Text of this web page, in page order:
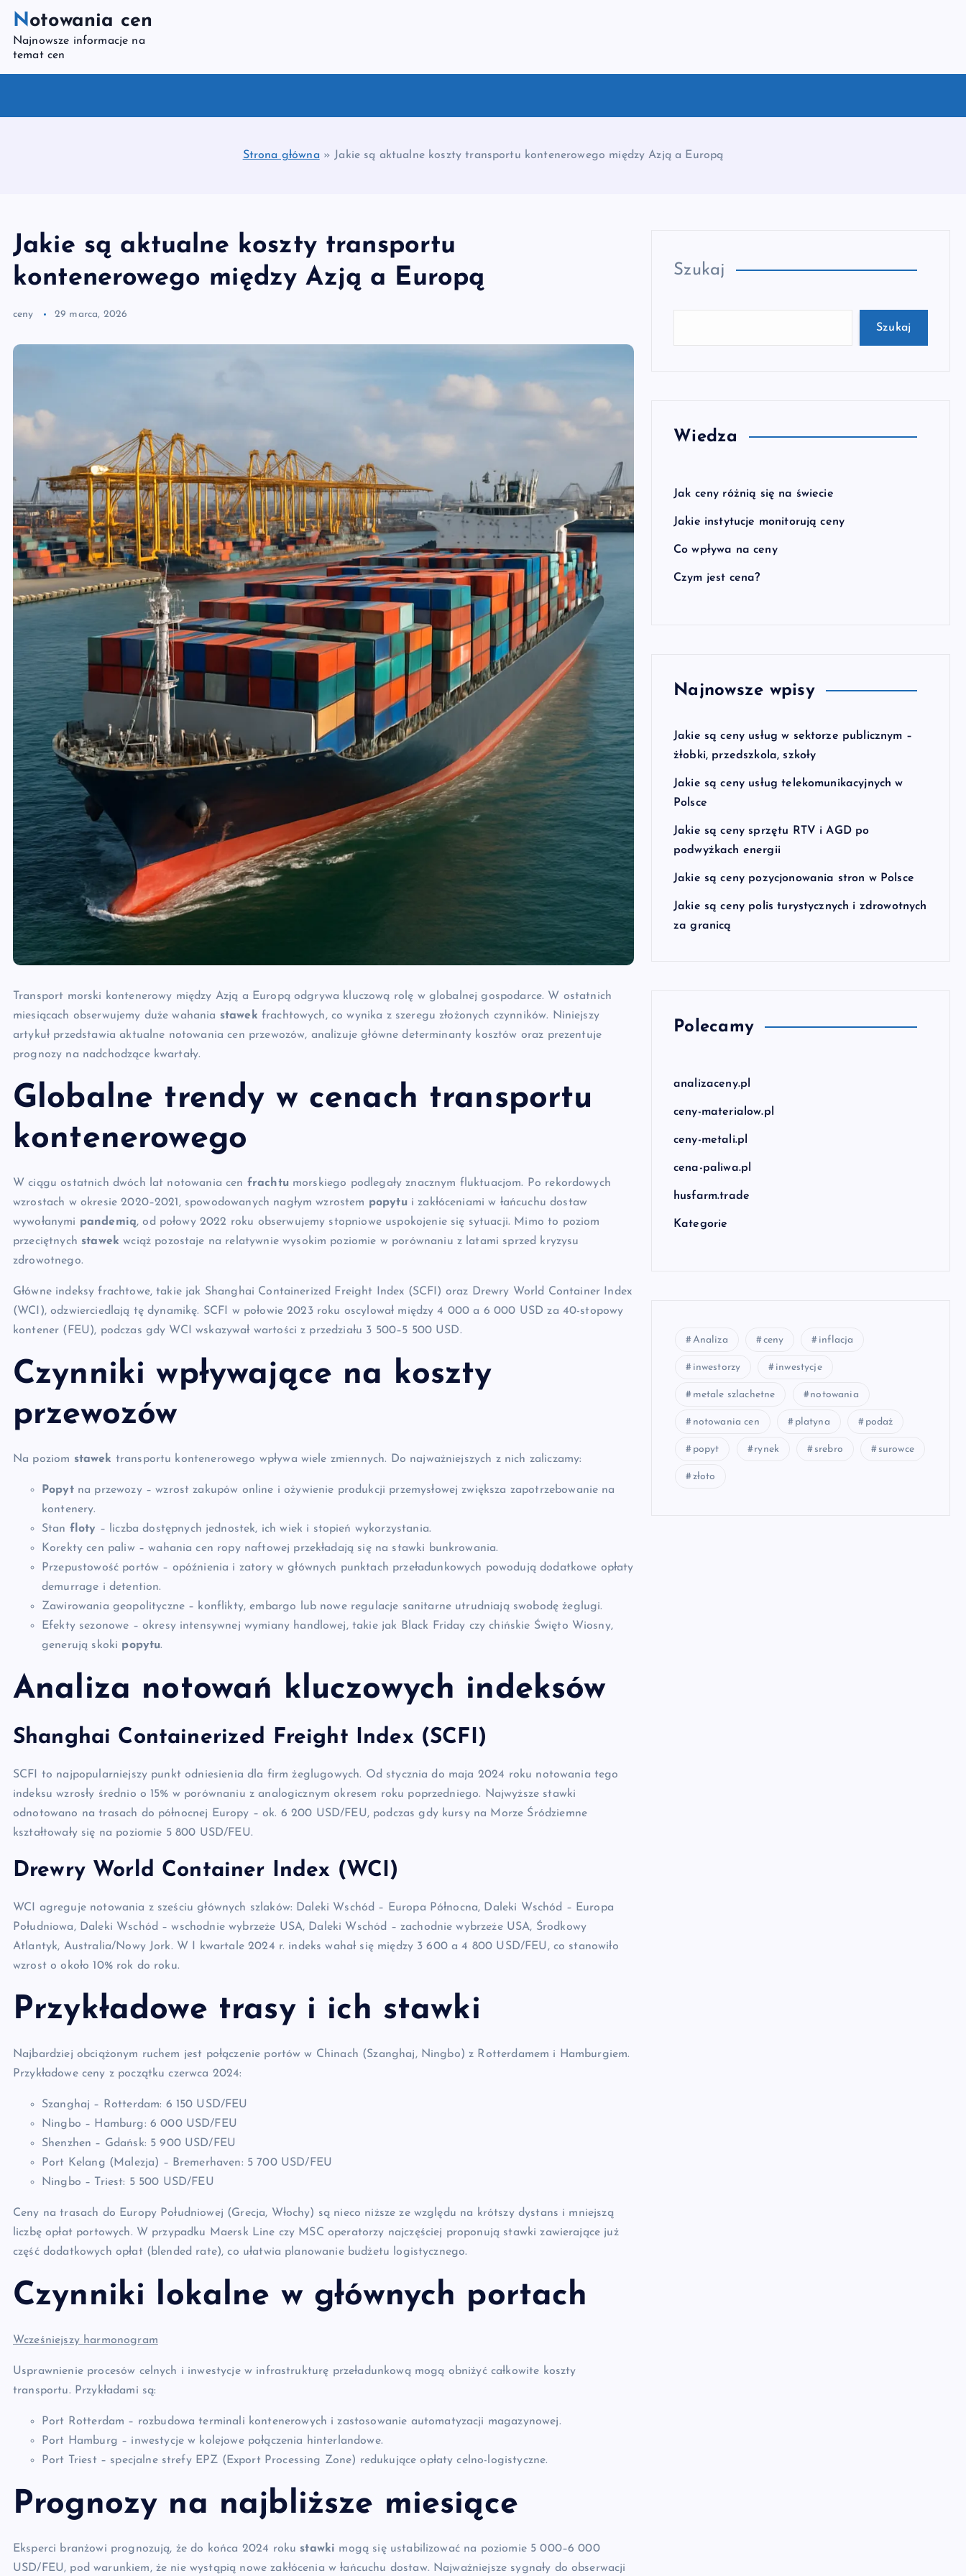
Notowania cen
Najnowsze informacje na
temat cen
Strona główna » Jakie są aktualne koszty transportu kontenerowego między Azją a Europą
Jakie są aktualne koszty transportu
kontenerowego między Azją a Europą
ceny 29 marca, 2026
Transport morski kontenerowy między Azją a Europą odgrywa kluczową rolę w globalnej gospodarce. W ostatnich
miesiącach obserwujemy duże wahania stawek frachtowych, co wynika z szeregu złożonych czynników. Niniejszy
artykuł przedstawia aktualne notowania cen przewozów, analizuje główne determinanty kosztów oraz prezentuje
prognozy na nadchodzące kwartały.
Globalne trendy w cenach transportu
kontenerowego
W ciągu ostatnich dwóch lat notowania cen frachtumorskiego podlegały znacznym fluktuacjom. Po rekordowych
wzrostach w okresie 2020–2021, spowodowanych nagłym wzrostem popytui zakłóceniami w łańcuchu dostaw
wywołanymi pandemią, od połowy 2022 roku obserwujemy stopniowe uspokojenie się sytuacji. Mimo to poziom
przeciętnych stawek wciąż pozostaje na relatywnie wysokim poziomie w porównaniu z latami sprzed kryzysu
zdrowotnego.
Główne indeksy frachtowe, takie jak Shanghai Containerized Freight Index (SCFI) oraz Drewry World Container Index
(WCI), odzwierciedlają tę dynamikę. SCFI w połowie 2023 roku oscylował między 4 000 a 6 000 USD za 40-stopowy
kontener (FEU), podczas gdy WCI wskazywał wartości z przedziału 3 500–5 500 USD.
Czynniki wpływające na koszty
przewozów
Na poziom stawek transportu kontenerowego wpływa wiele zmiennych. Do najważniejszych z nich zaliczamy:
Popytna przewozy – wzrost zakupów online i ożywienie produkcji przemysłowej zwiększa zapotrzebowanie na
kontenery.
Stan floty – liczba dostępnych jednostek, ich wiek i stopień wykorzystania.
Korekty cen paliw – wahania cen ropy naftowej przekładają się na stawki bunkrowania.
Przepustowość portów – opóźnienia i zatory w głównych punktach przeładunkowych powodują dodatkowe opłaty
demurrage i detention.
Zawirowania geopolityczne – konflikty, embargo lub nowe regulacje sanitarne utrudniają swobodę żeglugi.
Efekty sezonowe – okresy intensywnej wymiany handlowej, takie jak Black Friday czy chińskie Święto Wiosny,
generują skoki popytu.
Analiza notowań kluczowych indeksów
Shanghai Containerized Freight Index (SCFI)
SCFI to najpopularniejszy punkt odniesienia dla firm żeglugowych. Od stycznia do maja 2024 roku notowania tego
indeksu wzrosły średnio o 15% w porównaniu z analogicznym okresem roku poprzedniego. Najwyższe stawki
odnotowano na trasach do północnej Europy – ok. 6 200 USD/FEU, podczas gdy kursy na Morze Śródziemne
kształtowały się na poziomie 5 800 USD/FEU.
Drewry World Container Index (WCI)
WCI agreguje notowania z sześciu głównych szlaków: Daleki Wschód – Europa Północna, Daleki Wschód – Europa
Południowa, Daleki Wschód – wschodnie wybrzeże USA, Daleki Wschód – zachodnie wybrzeże USA, Środkowy
Atlantyk, Australia/Nowy Jork. W I kwartale 2024 r. indeks wahał się między 3 600 a 4 800 USD/FEU, co stanowiło
wzrost o około 10% rok do roku.
Przykładowe trasy i ich stawki
Najbardziej obciążonym ruchem jest połączenie portów w Chinach (Szanghaj, Ningbo) z Rotterdamem i Hamburgiem.
Przykładowe ceny z początku czerwca 2024:
Szanghaj – Rotterdam: 6 150 USD/FEU
Ningbo – Hamburg: 6 000 USD/FEU
Shenzhen – Gdańsk: 5 900 USD/FEU
Port Kelang (Malezja) – Bremerhaven: 5 700 USD/FEU
Ningbo – Triest: 5 500 USD/FEU
Ceny na trasach do Europy Południowej (Grecja, Włochy) są nieco niższe ze względu na krótszy dystans i mniejszą
liczbę opłat portowych. W przypadku Maersk Line czy MSC operatorzy najczęściej proponują stawki zawierające już
część dodatkowych opłat (blended rate), co ułatwia planowanie budżetu logistycznego.
Czynniki lokalne w głównych portach
Wcześniejszy harmonogram
Usprawnienie procesów celnych i inwestycje w infrastrukturę przeładunkową mogą obniżyć całkowite koszty
transportu. Przykładami są:
Port Rotterdam – rozbudowa terminali kontenerowych i zastosowanie automatyzacji magazynowej.
Port Hamburg – inwestycje w kolejowe połączenia hinterlandowe.
Port Triest – specjalne strefy EPZ (Export Processing Zone) redukujące opłaty celno-logistyczne.
Prognozy na najbliższe miesiące
Eksperci branżowi prognozują, że do końca 2024 roku stawki mogą się ustabilizować na poziomie 5 000–6 000
USD/FEU, pod warunkiem, że nie wystąpią nowe zakłócenia w łańcuchu dostaw. Najważniejsze sygnały do obserwacji
Szukaj
Szukaj
Wiedza
Jak ceny różnią się na świecie
Jakie instytucje monitorują ceny
Co wpływa na ceny
Czym jest cena?
Najnowsze wpisy
Jakie są ceny usług w sektorze publicznym –
żłobki, przedszkola, szkoły
Jakie są ceny usług telekomunikacyjnych w
Polsce
Jakie są ceny sprzętu RTV i AGD po
podwyżkach energii
Jakie są ceny pozycjonowania stron w Polsce
Jakie są ceny polis turystycznych i zdrowotnych
za granicą
Polecamy
analizaceny.pl
ceny-materialow.pl
ceny-metali.pl
cena-paliwa.pl
husfarm.trade
Kategorie
Analiza ceny inflacja
inwestorzy inwestycje
metale szlachetne notowania
notowania cen platyna podaż
popyt rynek srebro surowce
złoto